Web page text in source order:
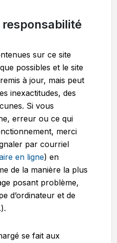
sur ce site
possibles et le site
à jour, mais peut
inexactitudes, des
Si vous
erreur ou ce qui
merci
par courriel
en ligne) en
de la manière la plus
posant problème,
d’ordinateur et de
se fait aux